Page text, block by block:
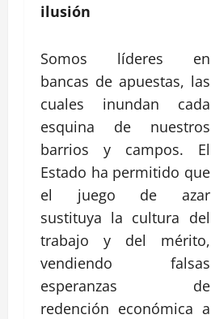
ilusión
Somos líderes en
bancas de apuestas, las
cuales inundan cada
esquina de nuestros
barrios y campos. El
Estado ha permitido que
el juego de azar
sustituya la cultura del
trabajo y del mérito,
vendiendo falsas
esperanzas de
redención económica a